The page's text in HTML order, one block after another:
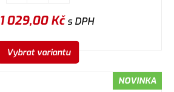
1 029,00Kčs DPH
Vybrat variantu
NOVINKA